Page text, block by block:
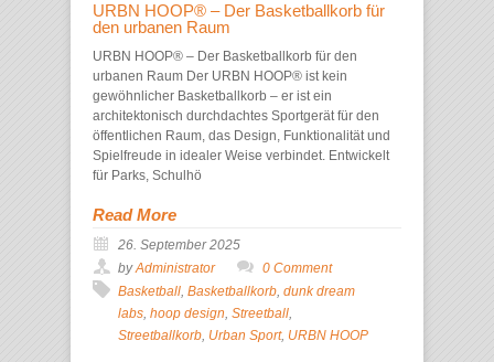
URBN HOOP® – Der Basketballkorb für
den urbanen Raum
URBN HOOP® – Der Basketballkorb für den
urbanen Raum Der URBN HOOP® ist kein
gewöhnlicher Basketballkorb – er ist ein
architektonisch durchdachtes Sportgerät für den
öffentlichen Raum, das Design, Funktionalität und
Spielfreude in idealer Weise verbindet. Entwickelt
für Parks, Schulhö
Read More
26. September 2025
byAdministrator
0 Comment
Basketball, Basketballkorb, dunk dream
labs, hoop design, Streetball,
Streetballkorb, Urban Sport, URBN HOOP